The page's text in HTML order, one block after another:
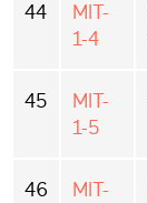
44
MIT-
1-4
45
MIT-
1-5
46
MIT-